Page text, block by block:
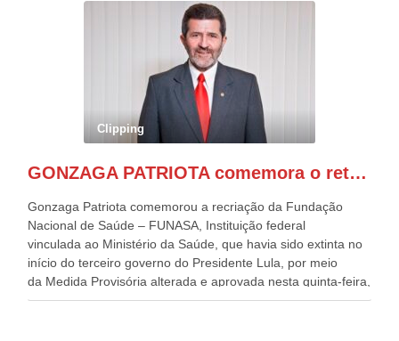
evento contou com a presença do Vice-presidente Geraldo
Alckmin, que também ocupa o Ministério do
Desenvolvimento, Indústria, Comércio e Serviços, o ex
governador de Pernambuco, agora Presidente do Banco do
Nordeste, Paulo Câmara, o ex Deputado Federal, e
atualmente Superintendente da SUDENE, Danilo Cabral, da
Governadora de Pernambuco, Raquel Lyra, os ministros da
Casa Civil, Rui Costa, e da Integração e do Desenvolvimento
de todo Nordeste que também ajudam a fomentar o
Clipping
GONZAGA PATRIOTA comemora o retorno da FUNASA
Gonzaga Patriota comemorou a recriação da Fundação
Nacional de Saúde – FUNASA, Instituição federal
vinculada ao Ministério da Saúde, que havia sido extinta no
início do terceiro governo do Presidente Lula, por meio
da Medida Provisória alterada e aprovada nesta quinta-feira,
pelo Congresso Nacional. Gonzaga Patriota disse hoje em